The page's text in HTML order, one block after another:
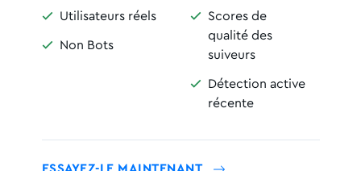
 Utilisateurs réels
 Non Bots

Scores de
qualité des
suiveurs

Détection active
récente